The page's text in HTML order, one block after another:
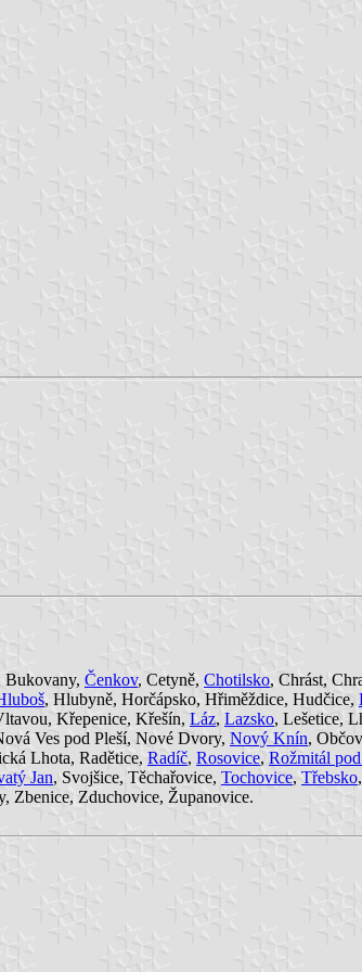
Bukovany, Čenkov, Cetyně, Chotilsko, Chrást,
, Hlubyně, Horčápsko, Hřiměždice, Hudčice,
Křepenice, Křešín, Láz, Lazsko, Lešetice,
Ves pod Pleší, Nové Dvory, Nový Knín,
Lhota, Radětice, Radíč, Rosovice, Rožmitál
Jan, Svojšice, Těchařovice, Tochovice, Třebsko,
Zbenice, Zduchovice, Županovice.